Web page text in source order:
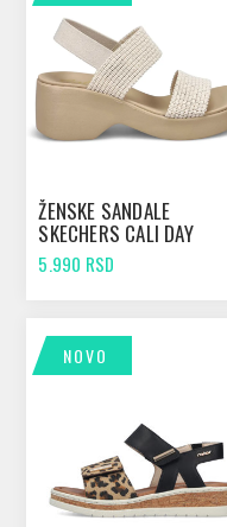
ŽENSKE SANDALE
SKECHERS CALI DAY
OFFWHITE
5.990 RSD
NOVO